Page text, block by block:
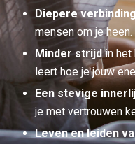
Diepere
mensen om je heen.
Minder strijdin het
leert hoe je jouw
Een stevige
je met vertrouwen
Leven en leiden